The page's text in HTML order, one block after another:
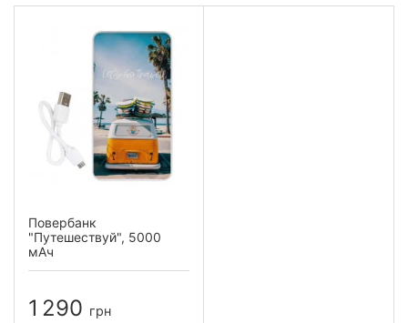
Повербанк
"Путешествуй", 5000
мАч
1 290 грн